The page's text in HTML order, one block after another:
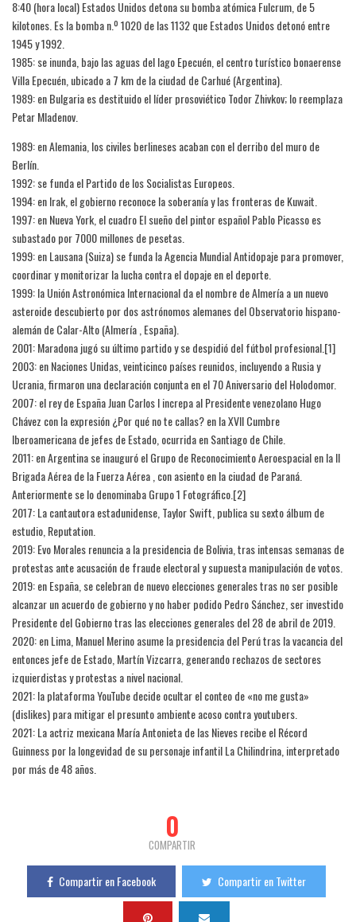
8:40 (hora local) Estados Unidos detona su bomba atómica Fulcrum, de 5
kilotones. Es la bomba n.º 1020 de las 1132 que Estados Unidos detonó entre
1945 y 1992.
1985: se inunda, bajo las aguas del lago Epecuén, el centro turístico bonaerense
Villa Epecuén, ubicado a 7 km de la ciudad de Carhué (Argentina).
1989: en Bulgaria es destituido el líder prosoviético Todor Zhivkov; lo reemplaza
Petar Mladenov.
1989: en Alemania, los civiles berlineses acaban con el derribo del muro de
Berlín.
1992: se funda el Partido de los Socialistas Europeos.
1994: en Irak, el gobierno reconoce la soberanía y las fronteras de Kuwait.
1997: en Nueva York, el cuadro El sueño del pintor español Pablo Picasso es
subastado por 7000 millones de pesetas.
1999: en Lausana (Suiza) se funda la Agencia Mundial Antidopaje para promover,
coordinar y monitorizar la lucha contra el dopaje en el deporte.
1999: la Unión Astronómica Internacional da el nombre de Almería a un nuevo
asteroide descubierto por dos astrónomos alemanes del Observatorio hispano-
alemán de Calar-Alto (Almería , España).
2001: Maradona jugó su último partido y se despidió del fútbol profesional.[1]​
2003: en Naciones Unidas, veinticinco países reunidos, incluyendo a Rusia y
Ucrania, firmaron una declaración conjunta en el 70 Aniversario del Holodomor.
2007: el rey de España Juan Carlos I increpa al Presidente venezolano Hugo
Chávez con la expresión ¿Por qué no te callas? en la XVII Cumbre
Iberoamericana de jefes de Estado, ocurrida en Santiago de Chile.
2011: en Argentina se inauguró el Grupo de Reconocimiento Aeroespacial en la II
Brigada Aérea de la Fuerza Aérea , con asiento en la ciudad de Paraná.
Anteriormente se lo denominaba Grupo 1 Fotográfico.[2]​
2017: La cantautora estadunidense, Taylor Swift, publica su sexto álbum de
estudio, Reputation.
2019: Evo Morales renuncia a la presidencia de Bolivia, tras intensas semanas de
protestas ante acusación de fraude electoral y supuesta manipulación de votos.
2019: en España, se celebran de nuevo elecciones generales tras no ser posible
alcanzar un acuerdo de gobierno y no haber podido Pedro Sánchez, ser investido
Presidente del Gobierno tras las elecciones generales del 28 de abril de 2019.
2020: en Lima, Manuel Merino asume la presidencia del Perú tras la vacancia del
entonces jefe de Estado, Martín Vizcarra, generando rechazos de sectores
izquierdistas y protestas a nivel nacional.
2021: la plataforma YouTube decide ocultar el conteo de «no me gusta»
(dislikes) para mitigar el presunto ambiente acoso contra youtubers.
2021: La actriz mexicana María Antonieta de las Nieves recibe el Récord
Guinness por la longevidad de su personaje infantil La Chilindrina, interpretado
por más de 48 años.
0
COMPARTIR
Compartir en Facebook Compartir en Twitter